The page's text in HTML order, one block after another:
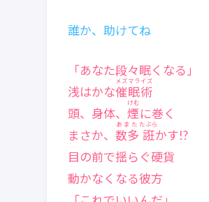
誰か、助けてね
「あなた段々眠くなる」
浅はかな催眠術
メズマライズ
頭、身体、 煙
けむ
に巻く
まさか、 数多
あまた
誑
たぶら
かす!?
目の前で揺らぐ硬貨
動かなくなる彼方